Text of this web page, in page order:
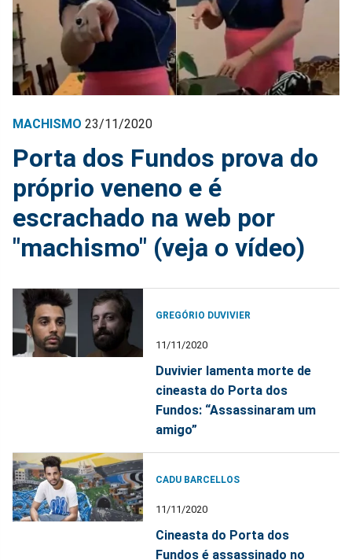
MACHISMO 23/11/2020
Porta dos Fundos prova do
próprio veneno e é
escrachado na web por
"machismo" (veja o vídeo)
GREGÓRIO DUVIVIER
11/11/2020
Duvivier lamenta morte de
cineasta do Porta dos
Fundos: “Assassinaram um
amigo”
CADU BARCELLOS
11/11/2020
Cineasta do Porta dos
Fundos é assassinado no